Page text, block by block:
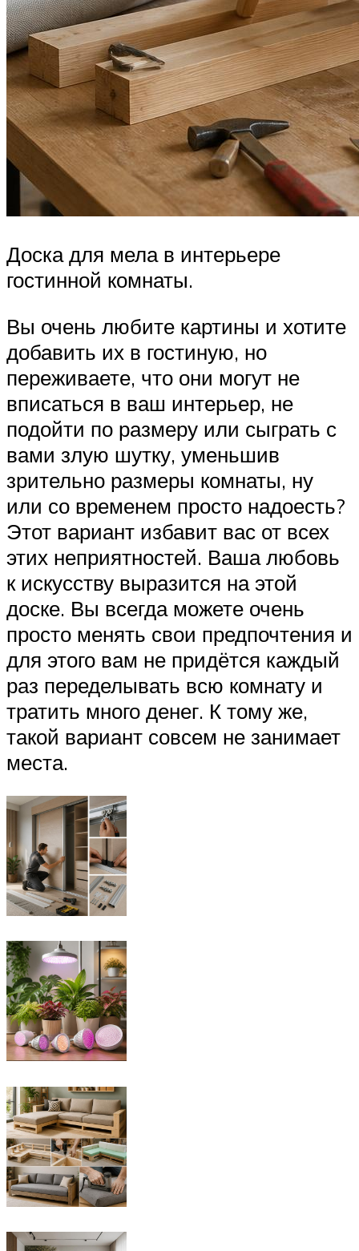
Доска для мела в интерьере
гостинной комнаты.
Вы очень любите картины и хотите
добавить их в гостиную, но
переживаете, что они могут не
вписаться в ваш интерьер, не
подойти по размеру или сыграть с
вами злую шутку, уменьшив
зрительно размеры комнаты, ну
или со временем просто надоесть?
Этот вариант избавит вас от всех
этих неприятностей. Ваша любовь
к искусству выразится на этой
доске. Вы всегда можете очень
просто менять свои предпочтения и
для этого вам не придётся каждый
раз переделывать всю комнату и
тратить много денег. К тому же,
такой вариант совсем не занимает
места.